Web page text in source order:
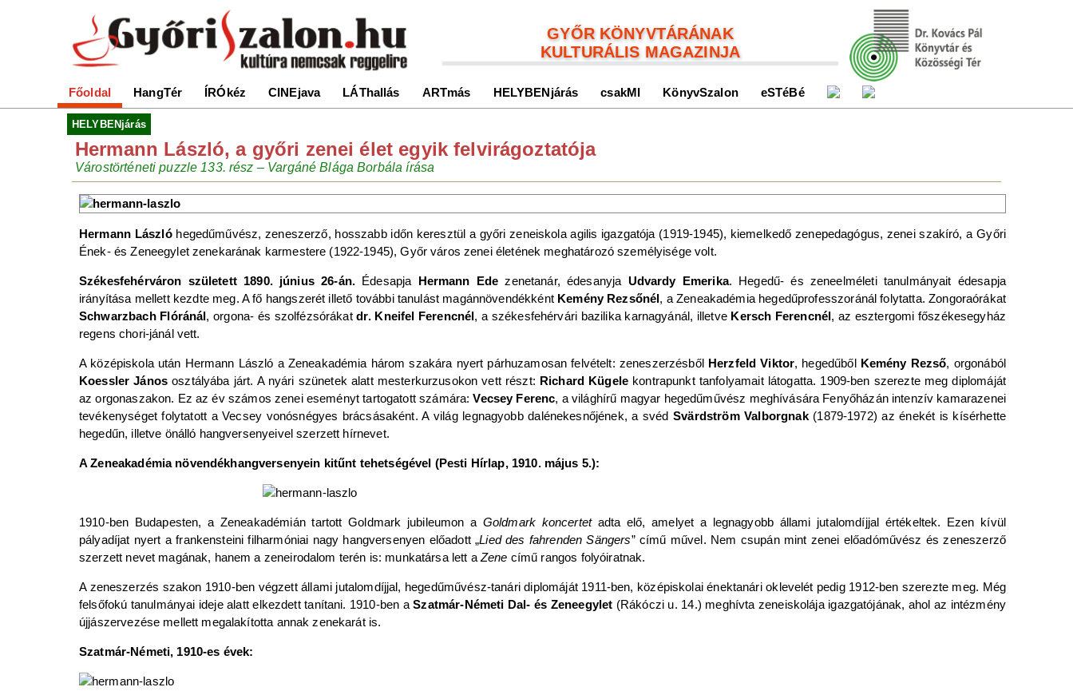
GYŐR KÖNYVTÁRÁNAK
KULTURÁLIS MAGAZINJA
Főoldal HangTér ÍRÓkéz CINEjava LÁThallás ARTmás HELYBENjárás csakMI KönyvSzalon eSTéBé
HELYBENjárás
Hermann László, a győri zenei élet egyik felvirágoztatója
Várostörténeti puzzle 133. rész – Vargáné Blága Borbála írása
Hermann Lászlóhegedűművész, zeneszerző, hosszabb időn keresztül a győri zeneiskola agilis igazgatója (1919-1945), kiemelkedő zenepedagógus, zenei szakíró, a Győri
Ének- és Zeneegylet zenekarának karmestere (1922-1945), Győr város zenei életének meghatározó személyisége volt.
Székesfehérváron született 1890. június 26-án.Édesapja Hermann Ede zenetanár, édesanyja Udvardy Emerika. Hegedű- és zeneelméleti tanulmányait édesapja
irányítása mellett kezdte meg. A fő hangszerét illető további tanulást magánnövendékként Kemény Rezsőnél, a Zeneakadémia hegedűprofesszoránál folytatta. Zongoraórákat
Schwarzbach Flóránál, orgona- és szolfézsórákatdr. Kneifel Ferencnél, a székesfehérvári bazilika karnagyánál, illetve Kersch Ferencnél, az esztergomi főszékesegyház
regens chori-jánál vett.
A középiskola után Hermann László a Zeneakadémia három szakára nyert párhuzamosan felvételt: zeneszerzésből Herzfeld Viktor, hegedűből Kemény Rezső, orgonából
Koessler János osztályába járt. A nyári szünetek alatt mesterkurzusokon vett részt: Richard Kügele kontrapunkt tanfolyamait látogatta. 1909-ben szerezte meg diplomáját
az orgonaszakon. Ez az év számos zenei eseményt tartogatott számára:Vecsey Ferenc, a világhírű magyar hegedűművész meghívására Fenyőházán intenzív kamarazenei
tevékenységet folytatott a Vecsey vonósnégyes brácsásaként. A világ legnagyobb dalénekesnőjének, a svédSvärdström Valborgnak(1879-1972) az énekét is kísérhette
hegedűn, illetve önálló hangversenyeivel szerzett hírnevet.
A Zeneakadémia növendékhangversenyein kitűnt tehetségével (Pesti Hírlap, 1910. május 5.):
1910-ben Budapesten, a Zeneakadémián tartott Goldmark jubileumon a Goldmark koncertetadta elő, amelyet a legnagyobb állami jutalomdíjjal értékeltek. Ezen kívül
pályadíjat nyert a frankensteini filharmóniai nagy hangversenyen előadott „Lied des fahrenden Sängers” című művel. Nem csupán mint zenei előadóművész és zeneszerző
szerzett nevet magának, hanem a zeneirodalom terén is: munkatársa lett a Zene című rangos folyóiratnak.
A zeneszerzés szakon 1910-ben végzett állami jutalomdíjjal, hegedűművész-tanári diplomáját 1911-ben, középiskolai énektanári oklevelét pedig 1912-ben szerezte meg. Még
felsőfokú tanulmányai ideje alatt elkezdett tanítani. 1910-ben aSzatmár-Németi Dal- és Zeneegylet (Rákóczi u. 14.) meghívta zeneiskolája igazgatójának, ahol az intézmény
újjászervezése mellett megalakította annak zenekarát is.
Szatmár-Németi, 1910-es évek: